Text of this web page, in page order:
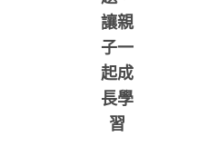
讓親
子一
起成
長學
習